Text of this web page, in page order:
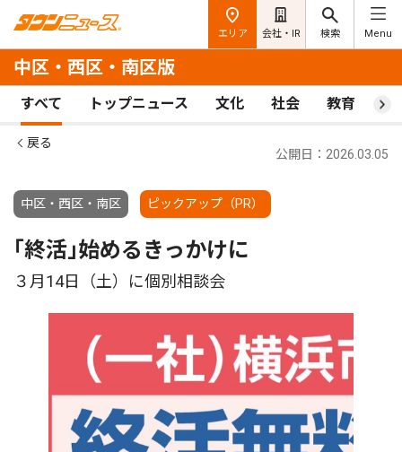
エリア 会社・IR 検索 Menu
中区・西区・南区版
すべて トップニュース 文化 社会 教育 ス
戻る
中区・西区・南区 ピックアップ（PR）
公開日：2026.03.05
｢終活｣始めるきっかけに
３月14日（土）に個別相談会